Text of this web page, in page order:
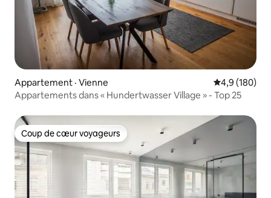
Appartement · Vienne Note
4,9 (180)
Appartements dans « Hundertwasser Village » - Top 25
Coup de cœur voyageurs
Coup de cœur voyageurs